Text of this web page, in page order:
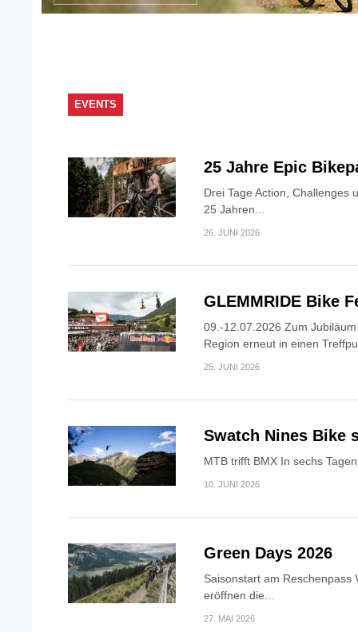
EVENTS
25 Jahre Epic
Drei Tage Action, Challenges
25 Jahren...
26. JUNI 2026
GLEMMRIDE Bike
09.-12.07.2026 Zum
Region erneut in einen
25. JUNI 2026
Swatch Nines Bike
MTB trifft BMX In sechs
10. JUNI 2026
Green Days 2026
Saisonstart am Reschenpass
eröffnen die...
27. MAI 2026